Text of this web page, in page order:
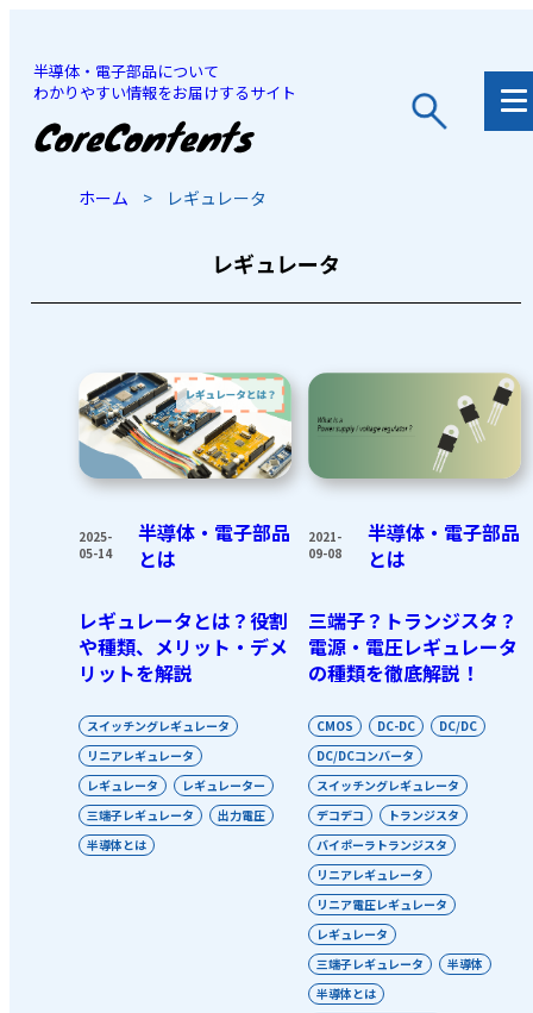
半導体・電子部品について
わかりやすい情報をお届けするサイト
JP
ホーム > レギュレータ
レギュレータ
2025-
05-14
半導体・電子部品
とは
レギュレータとは？役割
や種類、メリット・デメ
リットを解説
スイッチングレギュレータ
リニアレギュレータ
レギュレータ
レギュレーター
三端子レギュレータ
出力電圧
半導体とは
2021-
09-08
半導体・電子部品
とは
三端子？トランジスタ？
電源・電圧レギュレータ
の種類を徹底解説！
CMOS DC-DC
DC/DC
DC/DCコンバータ
スイッチングレギュレータ
デコデコ
トランジスタ
バイポーラトランジスタ
リニアレギュレータ
リニア電圧レギュレータ
レギュレータ
三端子レギュレータ
半導体
半導体とは